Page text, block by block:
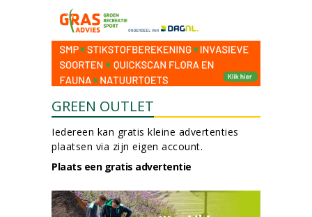
GREEN OUTLET
Iedereen kan gratis kleine advertenties
plaatsen via zijn eigen account.
Plaats een gratis advertentie